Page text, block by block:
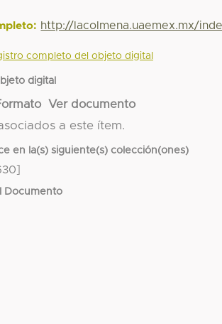
http://lacolmena.uaemex.mx/
completo del objeto digital
digital
Ver documento
a este ítem.
en la(s) siguiente(s) colección(ones)
Documento